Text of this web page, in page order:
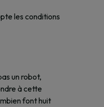
les conditions
un robot,
à cette
font huit